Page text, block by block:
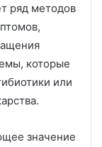
ряд методов
которые
или
значение